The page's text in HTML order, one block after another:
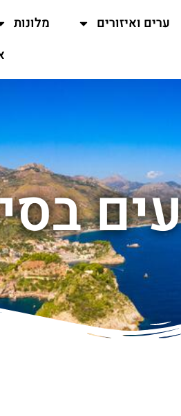
ערים ואיזורים מלונות